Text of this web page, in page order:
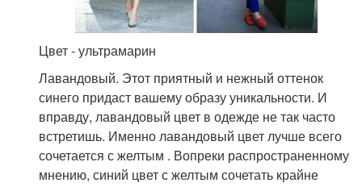
Цвет - ультрамарин
Лавандовый. Этот приятный и нежный оттенок
синего придаст вашему образу уникальности. И
вправду, лавандовый цвет в одежде не так часто
встретишь. Именно лавандовый цвет лучше всего
сочетается с желтым . Вопреки распространенному
мнению, синий цвет с желтым сочетать крайне